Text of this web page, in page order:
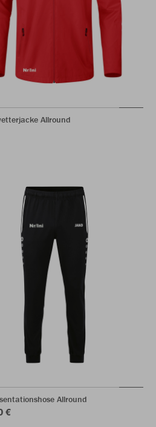
Allround
Allround
€